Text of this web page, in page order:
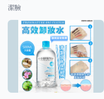
潔臉